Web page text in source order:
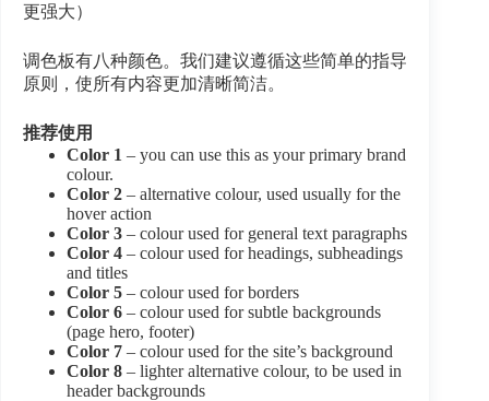
更强大）
调色板有八种颜色。我们建议遵循这些简单的指导
原则，使所有内容更加清晰简洁。
推荐使用
Color 1 – you can use this as your primary brand
colour.
Color 2 – alternative colour, used usually for the
hover action
Color 3 – colour used for general text paragraphs
Color 4 – colour used for headings, subheadings
and titles
Color 5 – colour used for borders
Color 6 – colour used for subtle backgrounds
(page hero, footer)
Color 7 – colour used for the site’s background
Color 8 – lighter alternative colour, to be used in
header backgrounds